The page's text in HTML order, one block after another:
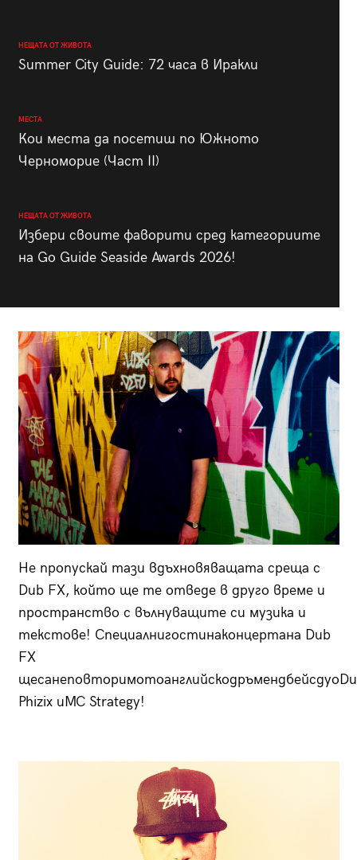
НЕЩАТА ОТ ЖИВОТА
Summer City Guide: 72 часа в Иракли
МЕСТА
Кои места да посетиш по Южното
Черноморие (Част II)
НЕЩАТА ОТ ЖИВОТА
Избери своите фаворити сред категориите
на Go Guide Seaside Awards 2026!
Не пропускай тази вдъхновяващата среща с
Dub FX, който ще те отведе в друго време и
пространство с вълнуващите си музика и
текстове! Специалнигостинаконцертана Dub
FX
Phizix иMC Strategy!